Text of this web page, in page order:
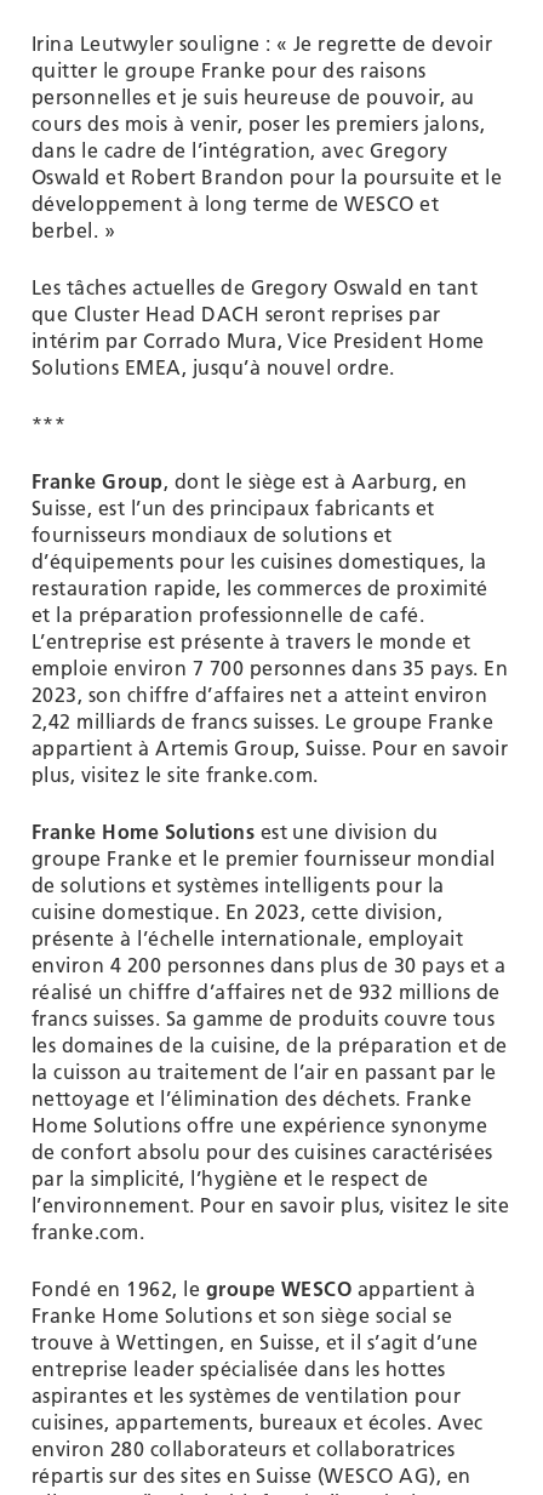
Irina Leutwyler souligne : « Je regrette de devoir
quitter le groupe Franke pour des raisons
personnelles et je suis heureuse de pouvoir, au
cours des mois à venir, poser les premiers jalons,
dans le cadre de l’intégration, avec Gregory
Oswald et Robert Brandon pour la poursuite et le
développement à long terme de WESCO et
berbel. »
Les tâches actuelles de Gregory Oswald en tant
que Cluster Head DACH seront reprises par
intérim par Corrado Mura, Vice President Home
Solutions EMEA, jusqu’à nouvel ordre.
***
Franke Group, dont le siège est à Aarburg, en
Suisse, est l’un des principaux fabricants et
fournisseurs mondiaux de solutions et
d’équipements pour les cuisines domestiques, la
restauration rapide, les commerces de proximité
et la préparation professionnelle de café.
L’entreprise est présente à travers le monde et
emploie environ 7 700 personnes dans 35 pays. En
2023, son chiffre d’affaires net a atteint environ
2,42 milliards de francs suisses. Le groupe Franke
appartient à Artemis Group, Suisse. Pour en savoir
plus, visitez le site franke.com.
Franke Home Solutions est une division du
groupe Franke et le premier fournisseur mondial
de solutions et systèmes intelligents pour la
cuisine domestique. En 2023, cette division,
présente à l’échelle internationale, employait
environ 4 200 personnes dans plus de 30 pays et a
réalisé un chiffre d’affaires net de 932 millions de
francs suisses. Sa gamme de produits couvre tous
les domaines de la cuisine, de la préparation et de
la cuisson au traitement de l’air en passant par le
nettoyage et l’élimination des déchets. Franke
Home Solutions offre une expérience synonyme
de confort absolu pour des cuisines caractérisées
par la simplicité, l’hygiène et le respect de
l’environnement. Pour en savoir plus, visitez le site
franke.com.
Fondé en 1962, le groupe WESCO appartient à
Franke Home Solutions et son siège social se
trouve à Wettingen, en Suisse, et il s’agit d’une
entreprise leader spécialisée dans les hottes
aspirantes et les systèmes de ventilation pour
cuisines, appartements, bureaux et écoles. Avec
environ 280 collaborateurs et collaboratrices
répartis sur des sites en Suisse (WESCO AG), en